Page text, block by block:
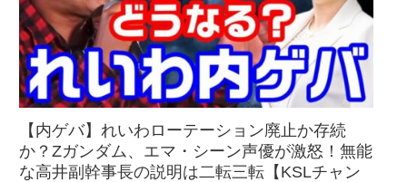
【内ゲバ】れいわローテーション廃止か存続
か？Zガンダム、エマ・シーン声優が激怒！無能
な高井副幹事長の説明は二転三転【KSLチャン